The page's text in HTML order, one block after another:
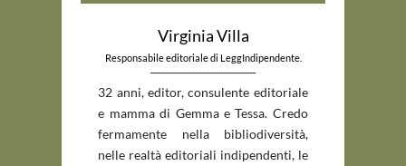
Virginia Villa
Responsabile editoriale di LeggIndipendente.
_____________________________
32 anni, editor, consulente editoriale
e mamma di Gemma e Tessa. Credo
fermamente nella bibliodiversità,
nelle realtà editoriali indipendenti, le